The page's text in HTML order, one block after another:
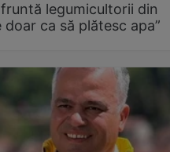
legumicultorii din
doar ca să plătesc apa”